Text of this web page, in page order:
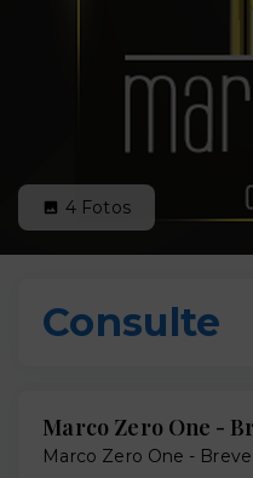
4 Fotos
Consulte
Marco Zero One -
Marco Zero One -